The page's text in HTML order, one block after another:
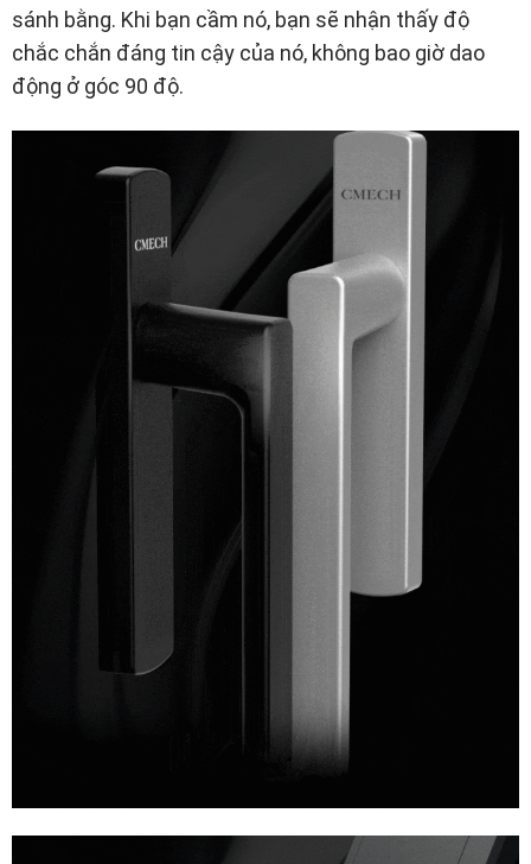
sánh bằng. Khi bạn cầm nó, bạn sẽ nhận thấy độ
chắc chắn đáng tin cậy của nó, không bao giờ dao
động ở góc 90 độ.